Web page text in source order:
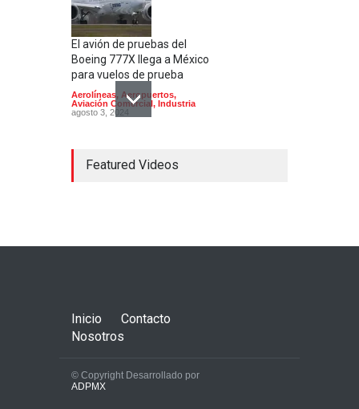
El avión de pruebas del
Boeing 777X llega a México
para vuelos de prueba
Aerolíneas, Aeropuertos,
Aviación Comercial , Industria
agosto 3, 2024
estado de sitio
Featured Videos
Inicio
Contacto
Nosotros
© Copyright Desarrollado por
ADPMX